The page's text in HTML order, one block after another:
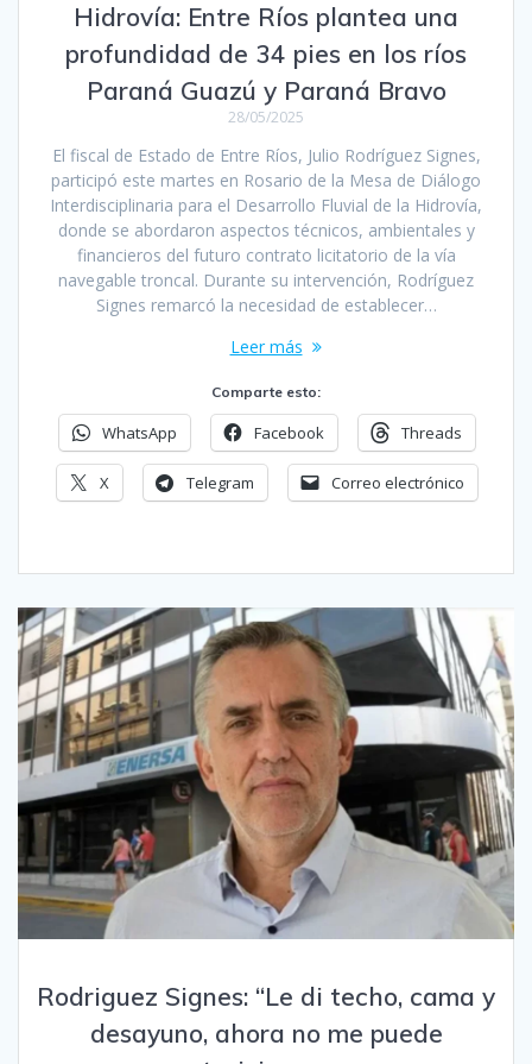
Hidrovía: Entre Ríos plantea una
profundidad de 34 pies en los ríos
Paraná Guazú y Paraná Bravo
28/05/2025
El fiscal de Estado de Entre Ríos, Julio Rodríguez Signes,
participó este martes en Rosario de la Mesa de Diálogo
Interdisciplinaria para el Desarrollo Fluvial de la Hidrovía,
donde se abordaron aspectos técnicos, ambientales y
financieros del futuro contrato licitatorio de la vía
navegable troncal. Durante su intervención, Rodríguez
Signes remarcó la necesidad de establecer…
Leer más
Comparte esto:
WhatsApp Facebook Threads
X Telegram Correo electrónico
Rodriguez Signes: “Le di techo, cama y
desayuno, ahora no me puede